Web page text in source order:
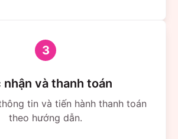
3
nhận và thanh toán
tin và tiến hành thanh toán
theo hướng dẫn.